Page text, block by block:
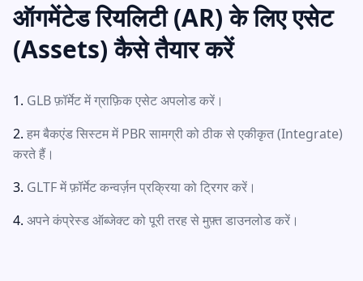
ऑगमेंटेड रियलिटी (AR) के लिए एसेट
(Assets) कैसे तैयार करें
GLB फ़ॉर्मेट में ग्राफ़िक एसेट अपलोड करें।
हम बैकएंड सिस्टम में PBR सामग्री को ठीक से एकीकृत (Integrate)
करते हैं।
GLTF में फ़ॉर्मेट कन्वर्ज़न प्रक्रिया को ट्रिगर करें।
अपने कंप्रेस्ड ऑब्जेक्ट को पूरी तरह से मुफ़्त डाउनलोड करें।